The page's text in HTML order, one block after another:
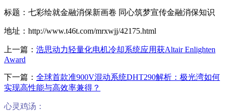
标题：七彩绘就金融消保新画卷 同心筑梦宣传金融消保知识
地址：http://www.t46t.com/mrxwjj/42175.html
上一篇： 浩思动力轻量化电机冷却系统应用获Altair Enlighten
Award
下一篇： 全球首款准900V混动系统DHT290解析：极光湾如何
实现高性能与高效率兼得？
心灵鸡汤：